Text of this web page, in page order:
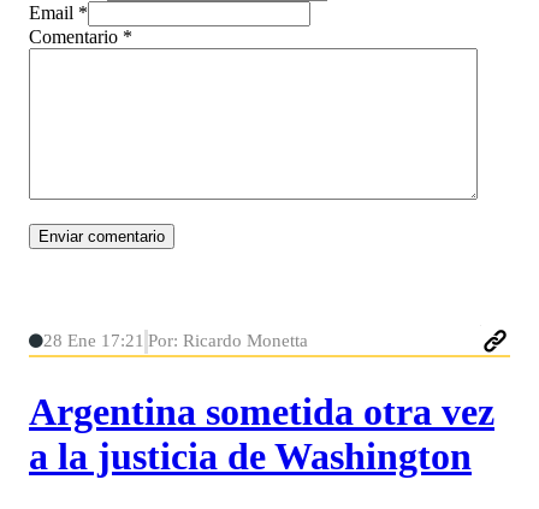
Email *
Comentario *
28 Ene 17:21 Por: Ricardo Monetta
Argentina sometida otra vez
a la justicia de Washington